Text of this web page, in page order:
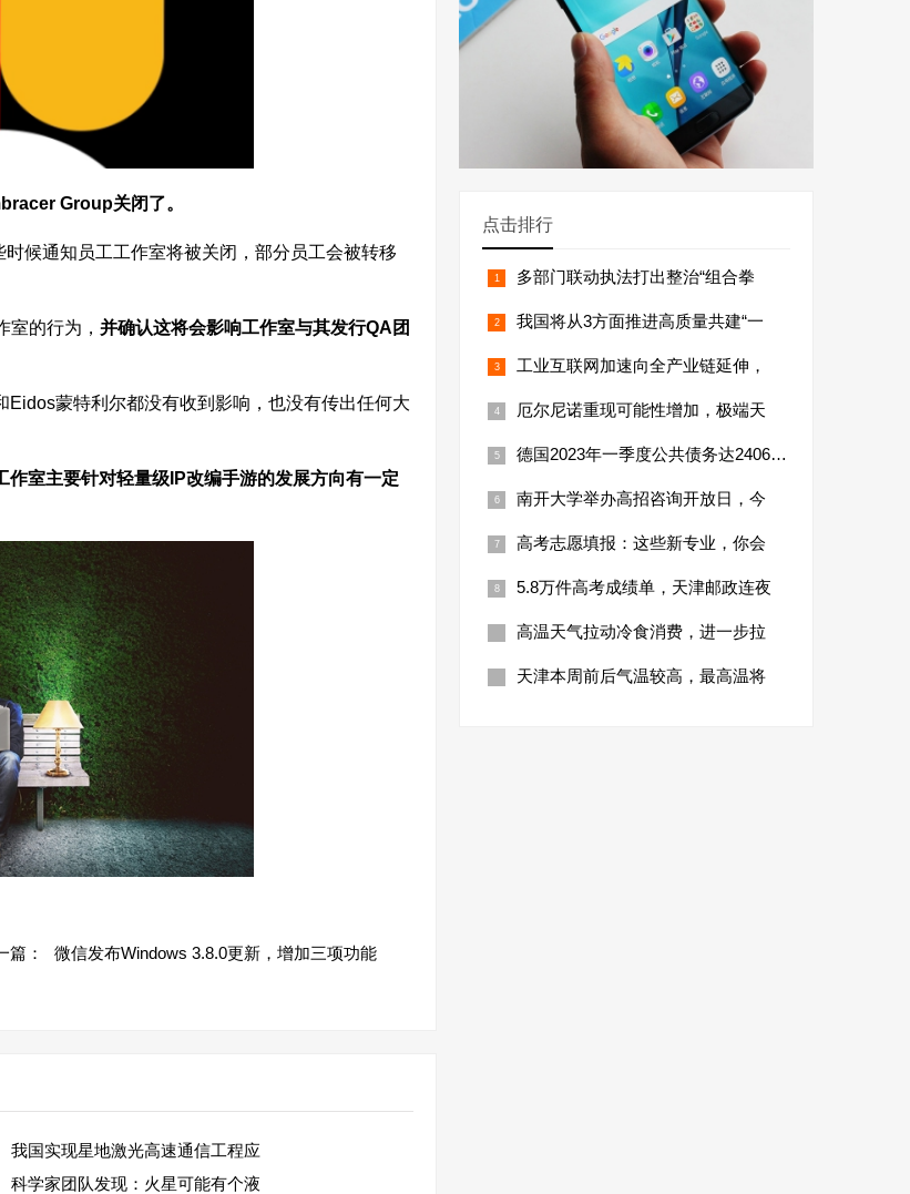
Group关闭了。
候通知员工工作室将被关闭，部分员工会被转移
的行为， 并确认这将会影响工作室与其发行QA团
蒙特利尔都没有收到影响，也没有传出任何大
作室主要针对轻量级IP改编手游的发展方向有一定
篇： 微信发布Windows 3.8.0更新，增加三项功能
我国实现星地激光高速通信工程应
科学家团队发现：火星可能有个液
点击排行
多部门联动执法打出整治“组合拳
我国将从3方面推进高质量共建“一
工业互联网加速向全产业链延伸，
厄尔尼诺重现可能性增加，极端天
德国2023年一季度公共债务达24066亿
南开大学举办高招咨询开放日，今
高考志愿填报：这些新专业，你会
5.8万件高考成绩单，天津邮政连夜
高温天气拉动冷食消费，进一步拉
天津本周前后气温较高，最高温将